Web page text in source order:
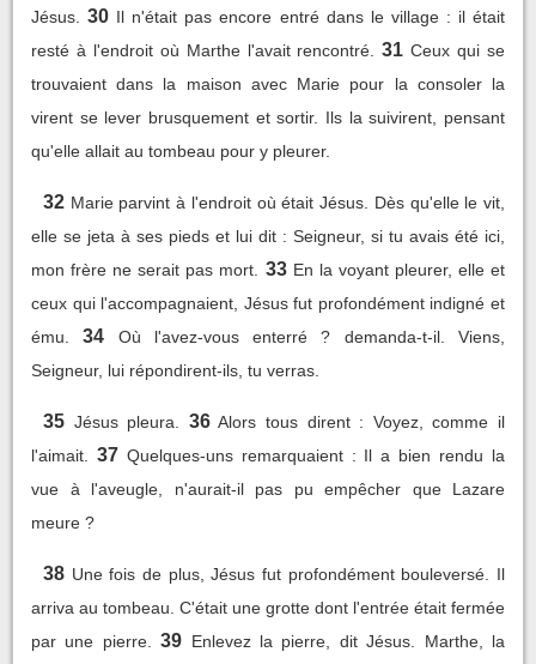
Jésus.
30 Il n'était pas encore entré dans le village : il était
resté à l'endroit où Marthe l'avait rencontré.
31 Ceux qui se
trouvaient dans la maison avec Marie pour la consoler la
virent se lever brusquement et sortir. Ils la suivirent, pensant
qu'elle allait au tombeau pour y pleurer.
32 Marie parvint à l'endroit où était Jésus. Dès qu'elle le vit,
elle se jeta à ses pieds et lui dit : Seigneur, si tu avais été ici,
mon frère ne serait pas mort.
33 En la voyant pleurer, elle et
ceux qui l'accompagnaient, Jésus fut profondément indigné et
ému.
34
Où l'avez-vous enterré ? demanda-t-il. Viens,
Seigneur, lui répondirent-ils, tu verras.
35 Jésus pleura. 36 Alors tous dirent : Voyez, comme il
l'aimait.
37 Quelques-uns remarquaient : Il a bien rendu la
vue à l'aveugle, n'aurait-il pas pu empêcher que Lazare
meure ?
38 Une fois de plus, Jésus fut profondément bouleversé. Il
arriva au tombeau. C'était une grotte dont l'entrée était fermée
par une pierre.
39 Enlevez la pierre, dit Jésus. Marthe, la